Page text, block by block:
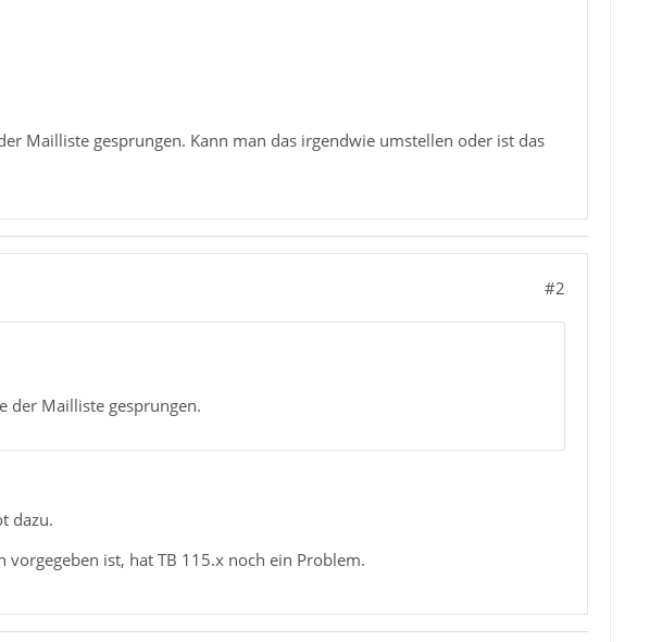
Mailliste gesprungen. Kann man das irgendwie umstellen oder ist das
#2
der Mailliste gesprungen.
dazu.
ist, hat TB 115.x noch ein Problem.